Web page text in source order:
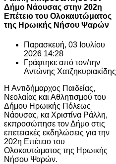
Δήμο Νάουσας στην 202η
Επέτειο του Ολοκαυτώματος
της Ηρωικής Νήσου Ψαρών
Παρασκευή, 03 Ιουλίου
2026 14:28
Γράφτηκε από τον/την
Αντώνης Χατζηκυριακίδης
Η Αντιδήμαρχος Παιδείας,
Νεολαίας και Αθλητισμού του
Δήμου Ηρωικής Πόλεως
Νάουσας, κα Χριστίνα Ράλλη,
εκπροσώπησε τον Δήμο στις
επετειακές εκδηλώσεις για την
202η Επέτειο του
Ολοκαυτώματος της Ηρωικής
Νήσου Ψαρών.